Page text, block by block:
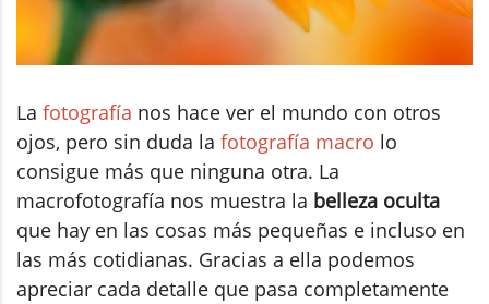
La fotografía nos hace ver el mundo con otros
ojos, pero sin duda la fotografía macro lo
consigue más que ninguna otra. La
macrofotografía nos muestra la belleza oculta
que hay en las cosas más pequeñas e incluso en
las más cotidianas. Gracias a ella podemos
apreciar cada detalle que pasa completamente